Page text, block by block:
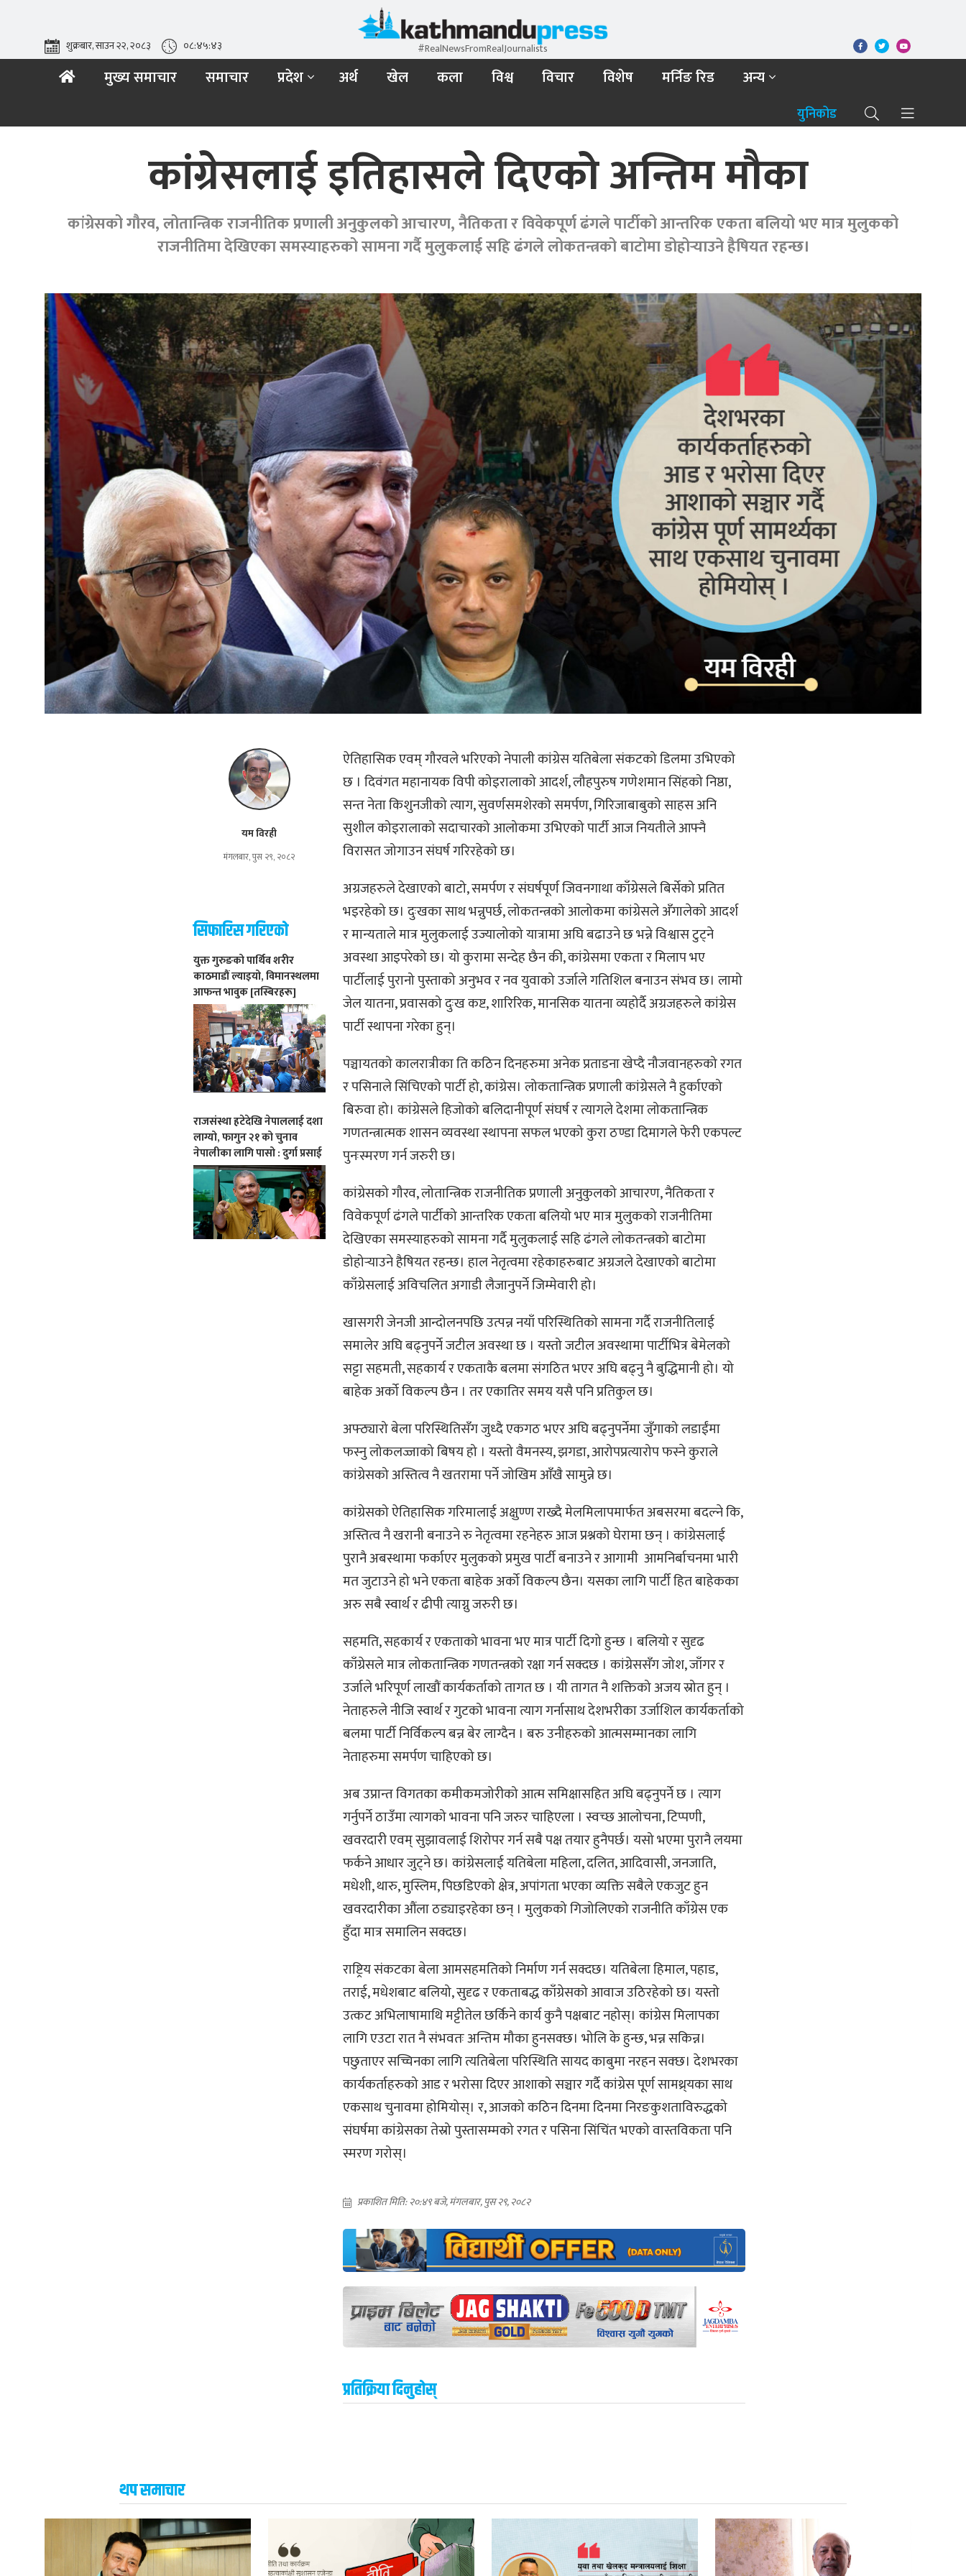
#RealNewsFromRealJournalists
शुक्रबार, साउन २२, २०८३ ०८:४५:४४
मुख्य समाचार समाचार प्रदेश अर्थ खेल कला विश्व विचार विशेष मर्निङ रिड अन्य
युनिकोड
कांग्रेसलाई इतिहासले दिएको अन्तिम मौका
कांग्रेसको गौरव, लोतान्त्रिक राजनीतिक प्रणाली अनुकुलको आचारण, नैतिकता र विवेकपूर्ण ढंगले पार्टीको आन्तरिक एकता बलियो भए मात्र मुलुकको
राजनीतिमा देखिएका समस्याहरुको सामना गर्दै मुलुकलाई सहि ढंगले लोकतन्त्रको बाटोमा डोहोर्‍याउने हैषियत रहन्छ।
यम विरही
मंगलबार, पुस २९, २०८२
सिफारिस गरिएको
युक्त गुरुङको पार्थिव शरीर
काठमाडौं ल्याइयो, विमानस्थलमा
आफन्त भावुक [तस्बिरहरू]
राजसंस्था हटेदेखि नेपाललाई दशा
लाग्यो, फागुन २१ को चुनाव
नेपालीका लागि पासो : दुर्गा प्रसाई
ऐतिहासिक एवम् गौरवले भरिएको नेपाली कांग्रेस यतिबेला संकटको डिलमा उभिएको
छ । दिवंगत महानायक विपी कोइरालाको आदर्श, लौहपुरुष गणेशमान सिंहको निष्ठा,
सन्त नेता किशुनजीको त्याग, सुवर्णसमशेरको समर्पण, गिरिजाबाबुको साहस अनि
सुशील कोइरालाको सदाचारको आलोकमा उभिएको पार्टी आज नियतीले आफ्नै
विरासत जोगाउन संघर्ष गरिरहेको छ।
अग्रजहरुले देखाएको बाटो, समर्पण र संघर्षपूर्ण जिवनगाथा काँग्रेसले बिर्सेको प्रतित
भइरहेको छ। दुःखका साथ भन्नुपर्छ, लोकतन्त्रको आलोकमा कांग्रेसले अँगालेको आदर्श
र मान्यताले मात्र मुलुकलाई उज्यालोको यात्रामा अघि बढाउने छ भन्ने विश्वास टुट्ने
अवस्था आइपरेको छ। यो कुरामा सन्देह छैन की, कांग्रेसमा एकता र मिलाप भए
पार्टीलाई पुरानो पुस्ताको अनुभव र नव युवाको उर्जाले गतिशिल बनाउन संभव छ। लामो
जेल यातना, प्रवासको दुःख कष्ट, शारिरिक, मानसिक यातना व्यहोर्दै अग्रजहरुले कांग्रेस
पार्टी स्थापना गरेका हुन्।
पञ्चायतको कालरात्रीका ति कठिन दिनहरुमा अनेक प्रताडना खेप्दै नौजवानहरुको रगत
र पसिनाले सिंचिएको पार्टी हो, कांग्रेस। लोकतान्त्रिक प्रणाली कांग्रेसले नै हुर्काएको
बिरुवा हो। कांग्रेसले हिजोको बलिदानीपूर्ण संघर्ष र त्यागले देशमा लोकतान्त्रिक
गणतन्त्रात्मक शासन व्यवस्था स्थापना सफल भएको कुरा ठण्डा दिमागले फेरी एकपल्ट
पुनःस्मरण गर्न जरुरी छ।
कांग्रेसको गौरव, लोतान्त्रिक राजनीतिक प्रणाली अनुकुलको आचारण, नैतिकता र
विवेकपूर्ण ढंगले पार्टीको आन्तरिक एकता बलियो भए मात्र मुलुकको राजनीतिमा
देखिएका समस्याहरुको सामना गर्दै मुलुकलाई सहि ढंगले लोकतन्त्रको बाटोमा
डोहोर्‍याउने हैषियत रहन्छ। हाल नेतृत्वमा रहेकाहरुबाट अग्रजले देखाएको बाटोमा
काँग्रेसलाई अविचलित अगाडी लैजानुपर्ने जिम्मेवारी हो।
खासगरी जेनजी आन्दोलनपछि उत्पन्न नयाँ परिस्थितिको सामना गर्दै राजनीतिलाई
समालेर अघि बढ्नुपर्ने जटील अवस्था छ । यस्तो जटील अवस्थामा पार्टीभित्र बेमेलको
सट्टा सहमती, सहकार्य र एकताकै बलमा संगठित भएर अघि बढ्नु नै बुद्धिमानी हो। यो
बाहेक अर्को विकल्प छैन । तर एकातिर समय यसै पनि प्रतिकुल छ।
अफ्ठ्यारो बेला परिस्थितिसँग जुध्दै एकगठ भएर अघि बढ्नुपर्नेमा जुँगाको लडाईंमा
फस्नु लोकलज्जाको बिषय हो । यस्तो वैमनस्य, झगडा, आरोपप्रत्यारोप फस्ने कुराले
कांग्रेसको अस्तित्व नै खतरामा पर्ने जोखिम आँखै सामुन्ने छ।
कांग्रेसको ऐतिहासिक गरिमालाई अक्षुण्ण राख्दै मेलमिलापमार्फत अबसरमा बदल्ने कि,
अस्तित्व नै खरानी बनाउने रु नेतृत्वमा रहनेहरु आज प्रश्नको घेरामा छन् । कांग्रेसलाई
पुरानै अबस्थामा फर्काएर मुलुकको प्रमुख पार्टी बनाउने र आगामी आमनिर्बाचनमा भारी
मत जुटाउने हो भने एकता बाहेक अर्को विकल्प छैन। यसका लागि पार्टी हित बाहेकका
अरु सबै स्वार्थ र ढीपी त्याग्नु जरुरी छ।
सहमति, सहकार्य र एकताको भावना भए मात्र पार्टी दिगो हुन्छ । बलियो र सुदृढ
काँग्रेसले मात्र लोकतान्त्रिक गणतन्त्रको रक्षा गर्न सक्दछ । कांग्रेससँग जोश, जाँगर र
उर्जाले भरिपूर्ण लाखौं कार्यकर्ताको तागत छ । यी तागत नै शक्तिको अजय स्रोत हुन् ।
नेताहरुले नीजि स्वार्थ र गुटको भावना त्याग गर्नासाथ देशभरीका उर्जाशिल कार्यकर्ताको
बलमा पार्टी निर्विकल्प बन्न बेर लाग्दैन । बरु उनीहरुको आत्मसम्मानका लागि
नेताहरुमा समर्पण चाहिएको छ।
अब उप्रान्त विगतका कमीकमजोरीको आत्म समिक्षासहित अघि बढ्नुपर्ने छ । त्याग
गर्नुपर्ने ठाउँमा त्यागको भावना पनि जरुर चाहिएला । स्वच्छ आलोचना, टिप्पणी,
खवरदारी एवम् सुझावलाई शिरोपर गर्न सबै पक्ष तयार हुनैपर्छ। यसो भएमा पुरानै लयमा
फर्कने आधार जुट्ने छ। कांग्रेसलाई यतिबेला महिला, दलित, आदिवासी, जनजाति,
मधेशी, थारु, मुस्लिम, पिछडिएको क्षेत्र, अपांगता भएका व्यक्ति सबैले एकजुट हुन
खवरदारीका औंला ठड्याइरहेका छन् । मुलुकको गिजोलिएको राजनीति काँग्रेस एक
हुँदा मात्र समालिन सक्दछ।
राष्ट्रिय संकटका बेला आमसहमतिको निर्माण गर्न सक्दछ। यतिबेला हिमाल, पहाड,
तराई, मधेशबाट बलियो, सुदृढ र एकताबद्ध काँग्रेसको आवाज उठिरहेको छ। यस्तो
उत्कट अभिलाषामाथि मट्टीतेल छर्किने कार्य कुनै पक्षबाट नहोस्। कांग्रेस मिलापका
लागि एउटा रात नै संभवतः अन्तिम मौका हुनसक्छ। भोलि के हुन्छ, भन्न सकिन्न।
पछुताएर सच्चिनका लागि त्यतिबेला परिस्थिति सायद काबुमा नरहन सक्छ। देशभरका
कार्यकर्ताहरुको आड र भरोसा दिएर आशाको सञ्चार गर्दै कांग्रेस पूर्ण सामथ्र्यका साथ
एकसाथ चुनावमा होमियोस्। र, आजको कठिन दिनमा दिनमा निरङकुशताविरुद्धको
संघर्षमा कांग्रेसका तेस्रो पुस्तासम्मको रगत र पसिना सिंचिंत भएको वास्तविकता पनि
स्मरण गरोस्।
प्रकाशित मिति: २०:४९ बजे, मंगलबार, पुस २९, २०८२
प्रतिक्रिया दिनुहोस्
थप समाचार